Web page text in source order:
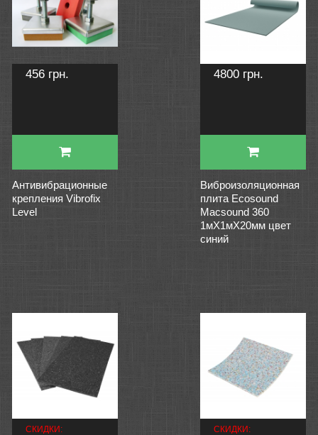
456 грн.
Антивибрационные
крепления Vibrofix
Level
4800 грн.
Виброизоляционная
плита Ecosound
Macsound 360
1мХ1мХ20мм цвет
синий
СКИДКИ: СКИДКИ: